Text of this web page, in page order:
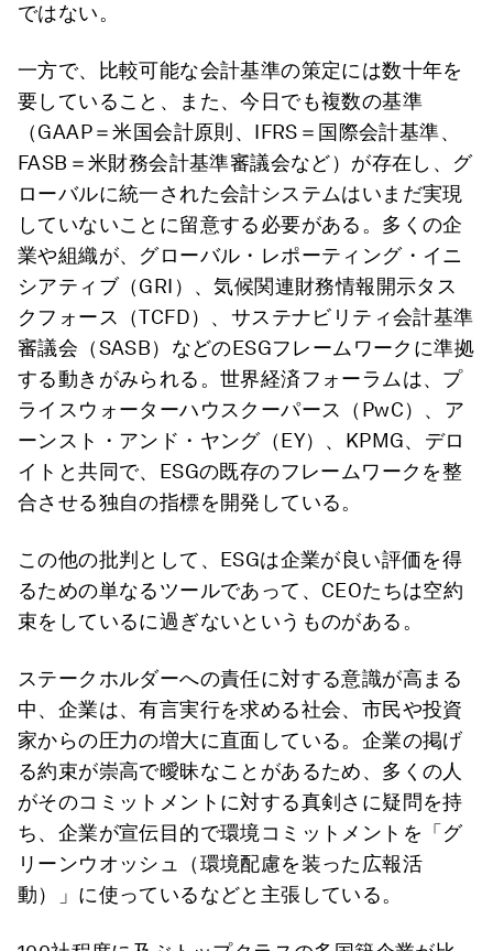
ではない。
一方で、比較可能な会計基準の策定には数十年を
要していること、また、今日でも複数の基準
（GAAP＝米国会計原則、IFRS＝国際会計基準、
FASB＝米財務会計基準審議会など）が存在し、グ
ローバルに統一された会計システムはいまだ実現
していないことに留意する必要がある。多くの企
業や組織が、グローバル・レポーティング・イニ
シアティブ（GRI）、気候関連財務情報開示タス
クフォース（TCFD）、サステナビリティ会計基準
審議会（SASB）などのESGフレームワークに準拠
する動きがみられる。世界経済フォーラムは、プ
ライスウォーターハウスクーパース（PwC）、ア
ーンスト・アンド・ヤング（EY）、KPMG、デロ
イトと共同で、ESGの既存のフレームワークを整
合させる独自の指標を開発している。
この他の批判として、ESGは企業が良い評価を得
るための単なるツールであって、CEOたちは空約
束をしているに過ぎないというものがある。
ステークホルダーへの責任に対する意識が高まる
中、企業は、有言実行を求める社会、市民や投資
家からの圧力の増大に直面している。企業の掲げ
る約束が崇高で曖昧なことがあるため、多くの人
がそのコミットメントに対する真剣さに疑問を持
ち、企業が宣伝目的で環境コミットメントを「グ
リーンウオッシュ（環境配慮を装った広報活
動）」に使っているなどと主張している。